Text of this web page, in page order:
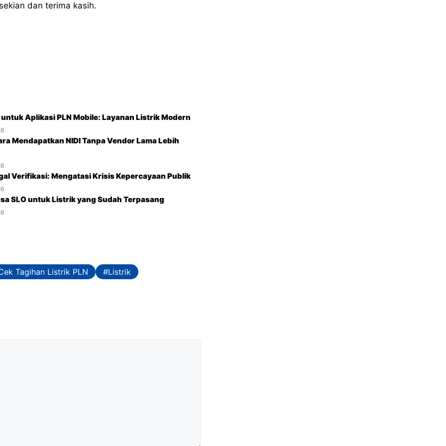
dan terima kasih.
Aplikasi PLN Mobile: Layanan Listrik Modern
Mendapatkan NIDI Tanpa Vendor Lama Lebih
Verifikasi: Mengatasi Krisis Kepercayaan Publik
SLO untuk Listrik yang Sudah Terpasang
Tagihan Listrik PLN
Listrik